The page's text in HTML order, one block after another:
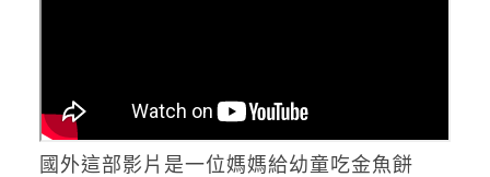
國外這部影片是一位媽媽給幼童吃金魚餅